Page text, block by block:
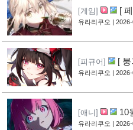
[게임]
[
영상 공개
[6]
유라리쿠오 |
[피규어]
[
어 공개
[3]
유라리쿠오 |
[애니]
10
영상 공개
[5]
유라리쿠오 |